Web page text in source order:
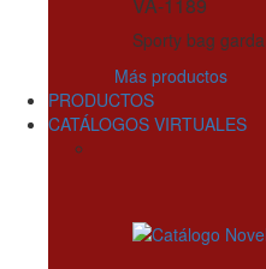
Sporty bag garda
Más productos
PRODUCTOS
CATÁLOGOS VIRTUALES